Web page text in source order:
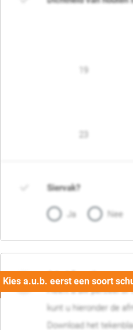
19
Siervak?
Ja Nee
04. Afmetingen
Heeft u uw perceel of
kunt u hieronder de
Download het